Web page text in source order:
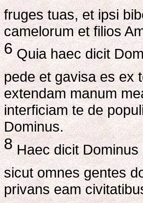
fruges tuas, et ipsi
camelorum et filios
6Quia haec dicit
pede et gavisa es ex
extendam manum
interficiam te de
Dominus.
8Haec dicit Dominus
sicut omnes gentes
privans eam